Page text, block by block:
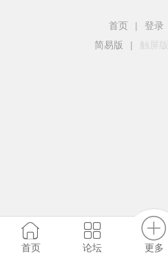
首页 | 登录
简易版
| 触屏版
首页 论坛 更多